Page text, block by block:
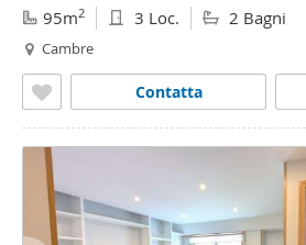
95m2 3 Loc. 2 Bagni
Cambre
Contatta